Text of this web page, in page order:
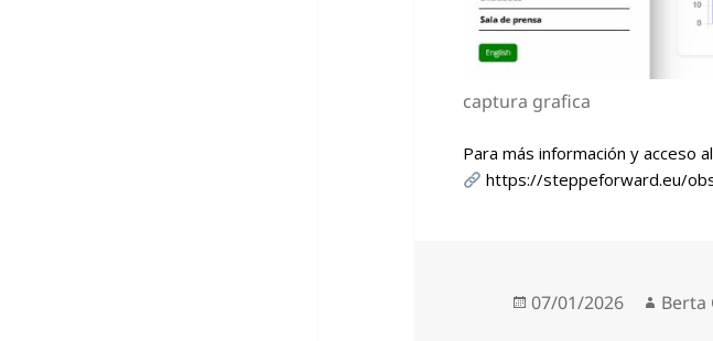
captura grafica
Para más información y acceso
https://steppeforward.eu/
Publicado
07/01/2026 Autor
Berta